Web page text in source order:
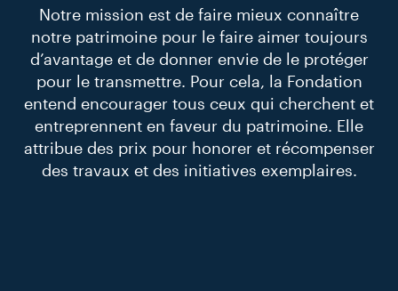
Notre mission est de faire mieux connaître
notre patrimoine pour le faire aimer toujours
d’avantage et de donner envie de le protéger
pour le transmettre. Pour cela, la Fondation
entend encourager tous ceux qui cherchent et
entreprennent en faveur du patrimoine. Elle
attribue des prix pour honorer et récompenser
des travaux et des initiatives exemplaires.